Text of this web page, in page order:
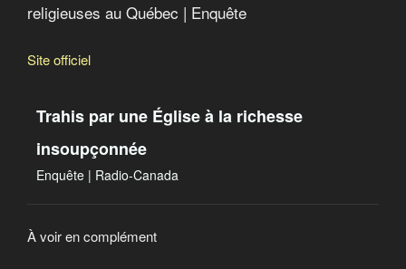
religieuses au Québec | Enquête
Site officiel
Trahis par une Église à la richesse
insoupçonnée
Enquête | Radio-Canada
À voir en complément